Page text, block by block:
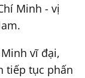
Minh - vị
vĩ đại,
tiếp tục phấn